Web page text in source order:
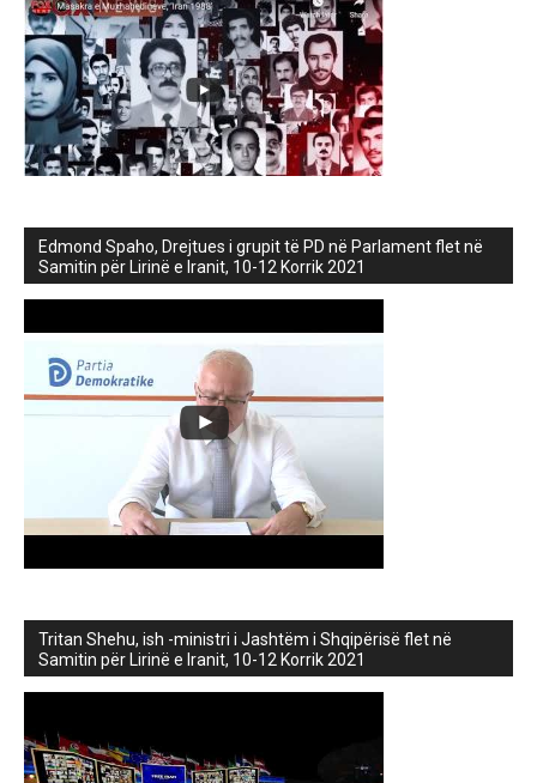
Edmond Spaho, Drejtues i grupit të PD në Parlament flet në
Samitin për Lirinë e Iranit, 10-12 Korrik 2021
Tritan Shehu, ish -ministri i Jashtëm i Shqipërisë flet në
Samitin për Lirinë e Iranit, 10-12 Korrik 2021